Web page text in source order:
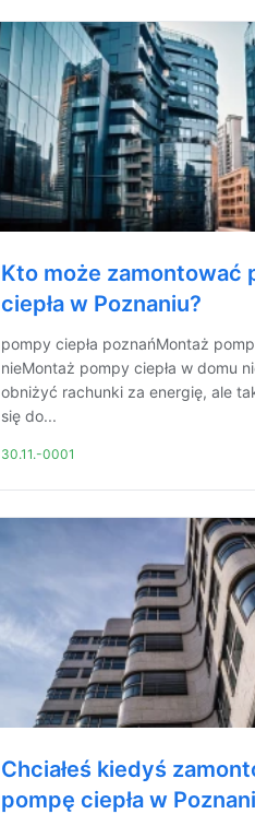
Kto może zamontować
ciepła w Poznaniu?
pompy ciepła poznańMontaż
nieMontaż pompy ciepła w domu
obniżyć rachunki za energię, ale
się do...
30.11.-0001
Chciałeś kiedyś
pompę ciepła w